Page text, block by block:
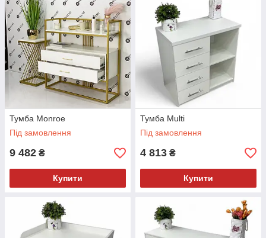
Тумба Monroe
Під замовлення
9 482 ₴
Купити
Тумба Multi
Під замовлення
4 813 ₴
Купити